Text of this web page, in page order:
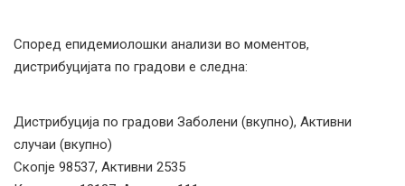
Според епидемиолошки анализи во моментов,
дистрибуцијата по градови е следна:
Дистрибуција по градови Заболени (вкупно), Активни
случаи (вкупно)
Скопје 98537, Активни 2535